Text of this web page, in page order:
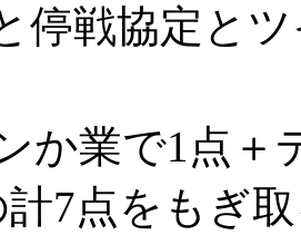
停戦協定と
か業で1点＋
7点をもぎ